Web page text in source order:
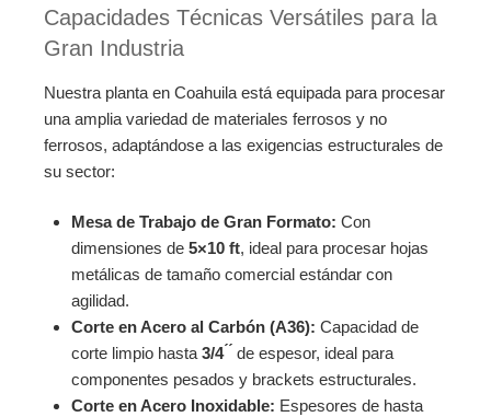
Capacidades Técnicas Versátiles para la
Gran Industria
Nuestra planta en Coahuila está equipada para procesar
una amplia variedad de materiales ferrosos y no
ferrosos, adaptándose a las exigencias estructurales de
su sector:
Mesa de Trabajo de Gran Formato: Con
dimensiones de 5×10 ft, ideal para procesar hojas
metálicas de tamaño comercial estándar con
agilidad.
Corte en Acero al Carbón (A36): Capacidad de
corte limpio hasta 3/4 ́ ́
de espesor, ideal para
componentes pesados y brackets estructurales.
Corte en Acero Inoxidable: Espesores de hasta